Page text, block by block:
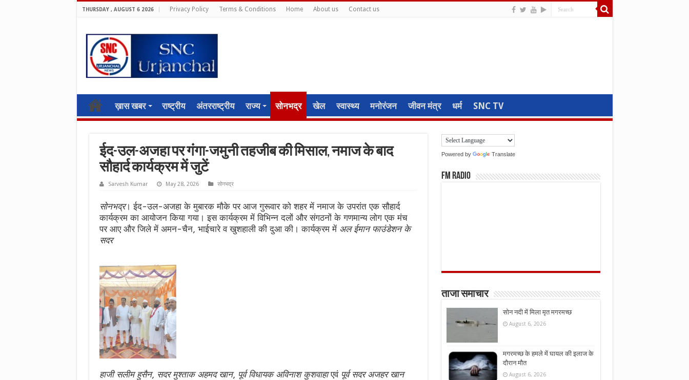
THURSDAY , AUGUST 6 2026 Privacy Policy Terms & Conditions Home About us Contact us
ख़ास खबर राष्ट्रीय अंतरराष्ट्रीय राज्य सोनभद्र खेल स्वास्थ्य मनोरंजन जीवन मंत्र धर्म SNC TV
ईद-उल-अजहा पर गंगा-जमुनी तहजीब की मिसाल, नमाज के बाद
सौहार्द कार्यक्रम में जुटें
Sarvesh Kumar May 28, 2026 सोनभद्र
सोनभद्र। ईद-उल-अजहा के मुबारक मौके पर आज गुरूवार को शहर में नमाज के उपरांत एक सौहार्द
कार्यक्रम का आयोजन किया गया। इस कार्यक्रम में विभिन्न दलों और संगठनों के गणमान्य लोग एक मंच
पर आए और जिले में अमन-चैन, भाईचारे व खुशहाली की दुआ की। कार्यक्रम में अल ईमान फाउंडेशन के
सदर
हाजी सलीम हुसैन, सदर मुश्ताक अहमद खान, पूर्व विधायक अविनाश कुशवाहाएवं पूर्व सदर अजहर खान
Powered by Translate
FM Radio
ताजा समाचार
सोन नदी में मिला मृत मगरमच्छ
August 6, 2026
मगरमच्छ के हमले में घायल की इलाज के
दौरान मौत
August 6, 2026